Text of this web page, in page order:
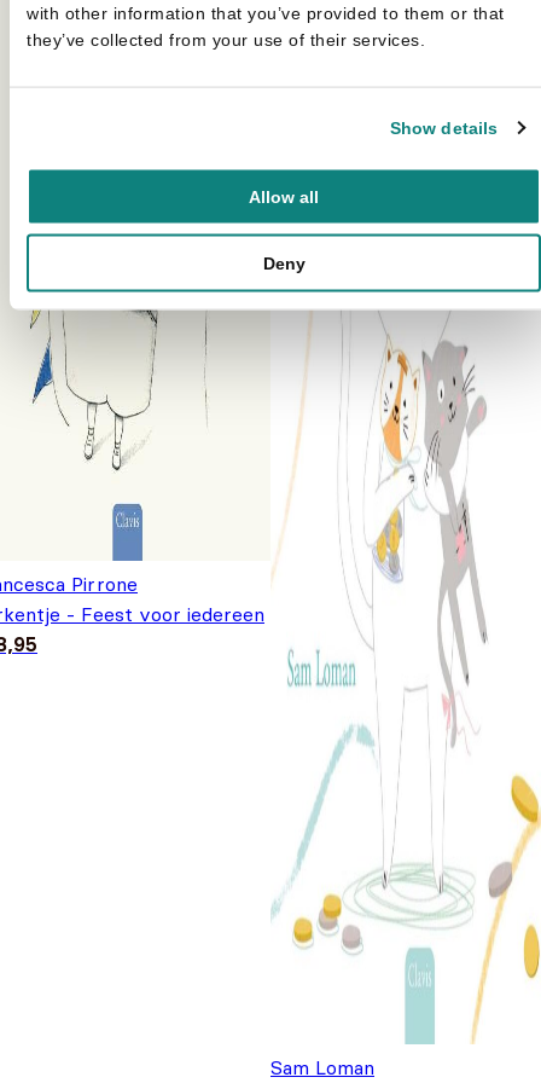
with other information that you’ve provided to them or that
they’ve collected from your use of their services.
Show details
Allow all
Deny
Pirrone
- Feest voor iedereen
Sam Loman